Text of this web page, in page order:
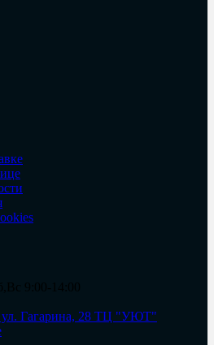
ул. Гагарина, 28 ТЦ "УЮТ"